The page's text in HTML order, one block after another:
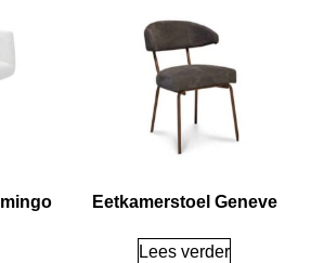
Eetkamerstoel Geneve
Lees verder